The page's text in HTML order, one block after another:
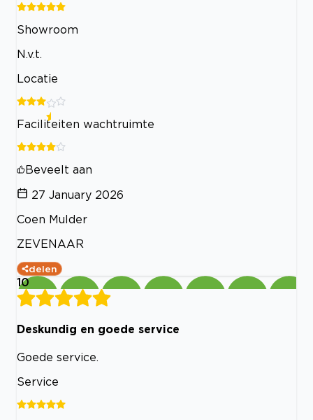
Showroom
N.v.t.
Locatie
Faciliteiten wachtruimte
Beveelt aan
27 January 2026
Coen Mulder
ZEVENAAR
delen
10
Deskundig en goede service
Goede service.
Service